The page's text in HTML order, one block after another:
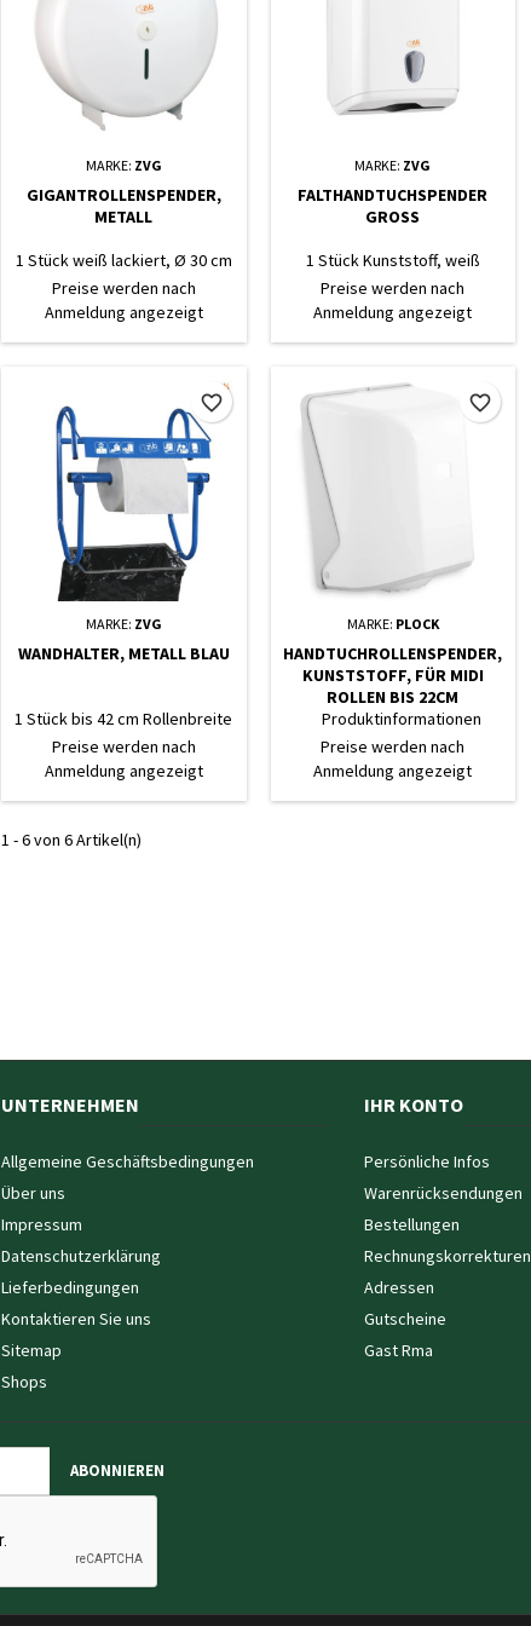
MARKE: ZVG
GIGANTROLLENSPENDER,
METALL
1 Stück weiß lackiert, Ø 30 cm
Preise werden nach
Anmeldung angezeigt
MARKE: ZVG
FALTHANDTUCHSPENDER
GROSS
1 Stück Kunststoff, weiß
Preise werden nach
Anmeldung angezeigt
MARKE: ZVG
WANDHALTER, METALL BLAU
1 Stück bis 42 cm Rollenbreite
Preise werden nach
Anmeldung angezeigt
favorite_border
MARKE: PLOCK
HANDTUCHROLLENSPENDER,
KUNSTSTOFF, FÜR MIDI
ROLLEN BIS 22CM
Produktinformationen
"Papierhandtuchrollen-
Spender, weiß, für MIDI Rollen
bis Ø 22 cm, Kunststoff"
Spender für Innenzug-
Preise werden nach
Anmeldung angezeigt
favorite_border
1 - 6 von 6 Artikel(n)
UNTERNEHMEN
Allgemeine Geschäftsbedingungen
Über uns
Impressum
Datenschutzerklärung
Lieferbedingungen
Kontaktieren Sie uns
Sitemap
Shops
IHR KONTO
Persönliche Infos
Warenrücksendungen
Bestellungen
Rechnungskorrekturen
Adressen
Gutscheine
Gast Rma